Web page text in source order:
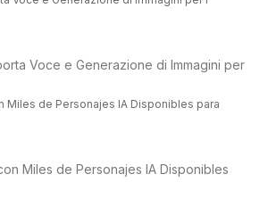
Voce e Generazione di Immagini per
Miles de Personajes IA Disponibles para
Miles de Personajes IA Disponibles